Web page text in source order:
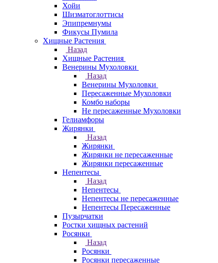
Хойи
Шизматоглоттисы
Эпипремнумы
Фикусы Пумила
Хищные Растения
Назад
Хищные Растения
Венерины Мухоловки
Назад
Венерины Мухоловки
Пересаженные Мухоловки
Комбо наборы
Не пересаженные Мухоловки
Гелиамфоры
Жирянки
Назад
Жирянки
Жирянки не пересаженные
Жирянки пересаженные
Непентесы
Назад
Непентесы
Непентесы не пересаженные
Непентесы Пересаженные
Пузырчатки
Ростки хищных растений
Росянки
Назад
Росянки
Росянки пересаженные